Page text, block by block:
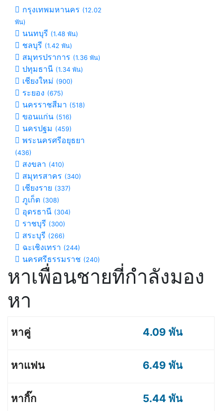
กรุงเทพมหานคร (12.02
พัน)
นนทบุรี (1.48 พัน)
ชลบุรี (1.42 พัน)
สมุทรปราการ (1.36 พัน)
ปทุมธานี (1.34 พัน)
เชียงใหม่ (900)
ระยอง (675)
นครราชสีมา (518)
ขอนแก่น (516)
นครปฐม (459)
พระนครศรีอยุธยา
(436)
สงขลา (410)
สมุทรสาคร (340)
เชียงราย (337)
ภูเก็ต (308)
อุดรธานี (304)
ราชบุรี (300)
สระบุรี (266)
ฉะเชิงเทรา (244)
นครศรีธรรมราช (240)
หาเพื่อนชายที่กำลังมอง
หา
4.09 พัน
6.49 พัน
5.44 พัน